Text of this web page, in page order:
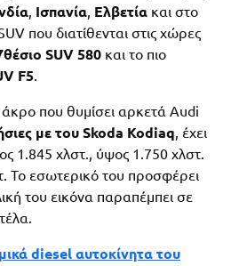
, Ισπανία, Ελβετία και στο
που διατίθενται στις χώρες
SUV 580 και το πιο
F5.
που θυμίσει αρκετά Audi
με του Skoda Kodiaq, έχει
1.845 χλστ., ύψος 1.750 χλστ.
Το εσωτερικό του προσφέρει
του εικόνα παραπέμπει σε
diesel αυτοκίνητα του